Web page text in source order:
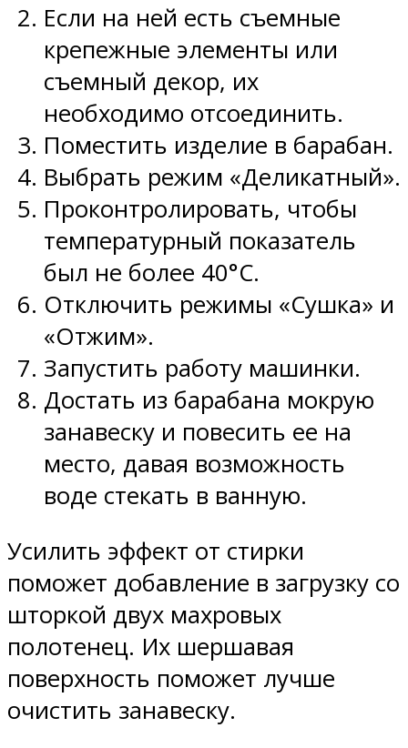
Если на ней есть съемные
крепежные элементы или
съемный декор, их
необходимо отсоединить.
Поместить изделие в барабан.
Выбрать режим «Деликатный».
Проконтролировать, чтобы
температурный показатель
был не более 40°С.
Отключить режимы «Сушка» и
«Отжим».
Запустить работу машинки.
Достать из барабана мокрую
занавеску и повесить ее на
место, давая возможность
воде стекать в ванную.
Усилить эффект от стирки
поможет добавление в загрузку со
шторкой двух махровых
полотенец. Их шершавая
поверхность поможет лучше
очистить занавеску.